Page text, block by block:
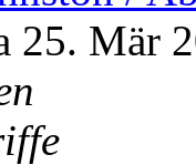
25. Mär